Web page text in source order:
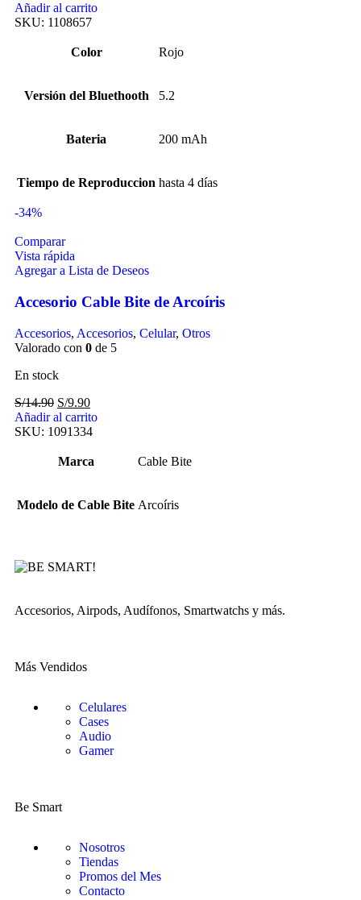
Añadir al carrito
SKU: 1108657
Color Rojo
Versión del Bluethooth 5.2
Bateria 200 mAh
Tiempo de Reproduccion hasta 4 días
-34%
Comparar
Vista rápida
Agregar a Lista de Deseos
Accesorio Cable Bite de Arcoíris
Accesorios, Accesorios, Celular, Otros
Valorado con 0 de 5
En stock
S/14.90 S/9.90
Añadir al carrito
SKU: 1091334
Marca Cable Bite
Modelo de Cable Bite Arcoíris
Accesorios, Airpods, Audífonos, Smartwatchs y más.
Más Vendidos
Celulares
Cases
Audio
Gamer
Be Smart
Nosotros
Tiendas
Promos del Mes
Contacto